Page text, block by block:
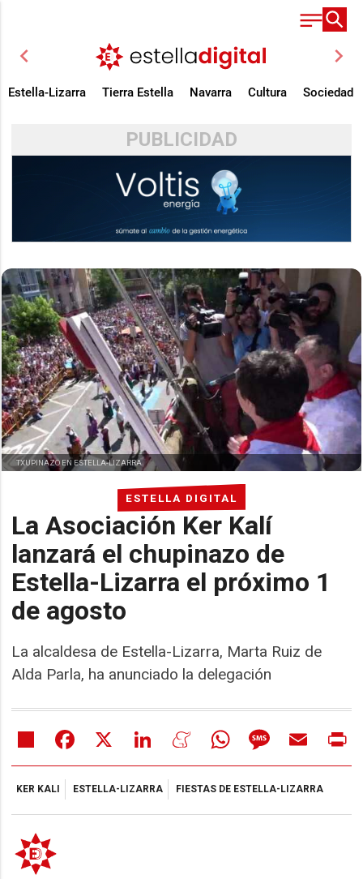
chevron_left chevron_right
Estella-Lizarra Tierra Estella Navarra Cultura Sociedad
PUBLICIDAD
ESTELLA DIGITAL
La Asociación Ker Kalí
lanzará el chupinazo de
Estella-Lizarra el próximo 1
de agosto
La alcaldesa de Estella-Lizarra, Marta Ruiz de
Alda Parla, ha anunciado la delegación
TXUPINAZO EN ESTELLA-LIZARRA
Share Facebook LinkedIn MeneameWhatsAppMessageEmail
KER KALI ESTELLA-LIZARRA FIESTAS DE ESTELLA-LIZARRA